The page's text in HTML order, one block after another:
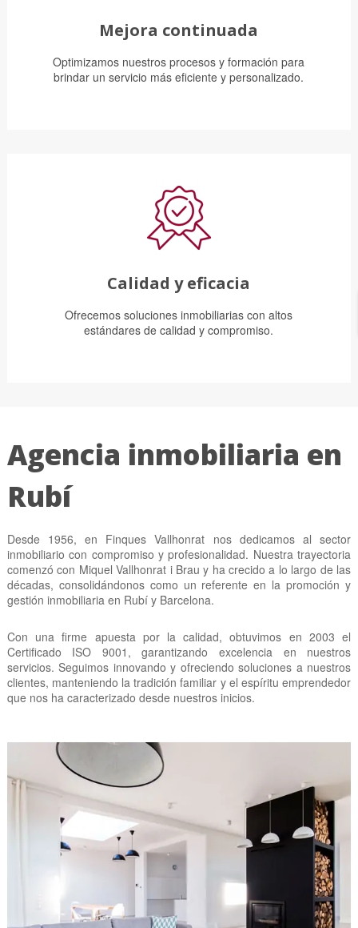
Mejora continuada
Optimizamos nuestros procesos y formación para
brindar un servicio más eficiente y personalizado.
Calidad y eficacia
Ofrecemos soluciones inmobiliarias con altos
estándares de calidad y compromiso.
Agencia inmobiliaria en
Rubí
Desde 1956, en Finques Vallhonrat nos dedicamos al sector
inmobiliario con compromiso y profesionalidad. Nuestra trayectoria
comenzó con Miquel Vallhonrat i Brau y ha crecido a lo largo de las
décadas, consolidándonos como un referente en la promoción y
gestión inmobiliaria en Rubí y Barcelona.
Con una firme apuesta por la calidad, obtuvimos en 2003 el
Certificado ISO 9001, garantizando excelencia en nuestros
servicios. Seguimos innovando y ofreciendo soluciones a nuestros
clientes, manteniendo la tradición familiar y el espíritu emprendedor
que nos ha caracterizado desde nuestros inicios.